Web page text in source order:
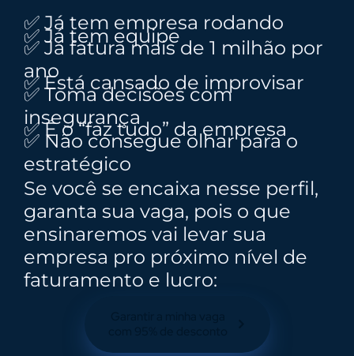
✅ Já tem empresa rodando
✅ Já tem equipe
✅ Já fatura mais de 1 milhão por
ano
✅ Está cansado de improvisar
✅ Toma decisões com
insegurança
✅ É o “faz tudo” da empresa
✅ Não consegue olhar para o
estratégico
Se você se encaixa nesse perfil,
garanta sua vaga, pois o que
ensinaremos vai levar sua
empresa pro próximo nível de
faturamento e lucro: